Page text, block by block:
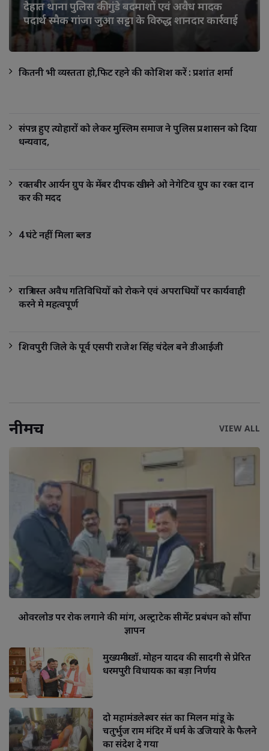
देहात थाना पुलिस की गुंडे बदमाशों एवं अवैध मादक
पदार्थ स्मैक गांजा जुआ सट्टा के विरुद्ध शानदार कार्रवाई
कितनी भी व्यस्तता हो,फिट रहने की कोशिश करें : प्रशांत शर्मा
संपन्न हुए त्योहारों को लेकर मुस्लिम समाज ने पुलिस प्रशासन को दिया
धन्यवाद,
रक्तबीर आर्यन ग्रुप के मेंबर दीपक खत्री ने ओ नेगेटिव ग्रुप का रक्त दान
कर की मदद
4 घंटे नहीं मिला ब्लड
रात्रि गस्त अवैध गतिविधियों को रोकने एवं अपराधियों पर कार्यवाही
करने मे महत्वपूर्ण
शिवपुरी जिले के पूर्व एसपी राजेश सिंह चंदेल बने डीआईजी
नीमच VIEW ALL
ओवरलोड पर रोक लगाने की मांग, अल्ट्राटेक सीमेंट प्रबंधन को सौंपा
ज्ञापन
मुख्यमंत्री डॉ. मोहन यादव की सादगी से प्रेरित
धरमपुरी विधायक का बड़ा निर्णय
दो महामंडलेश्वर संत का मिलन मांडू के
चतुर्भुज राम मंदिर में धर्म के उजियारे के फैलने
का संदेश दे गया